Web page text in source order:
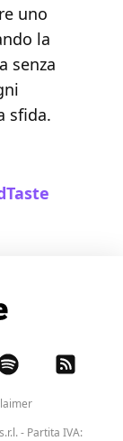
uno
la
senza
sfida.
- Partita IVA: